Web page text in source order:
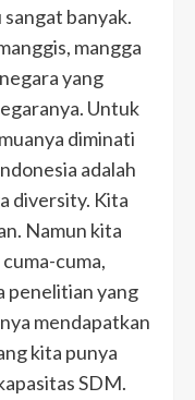
banyak.
mangga
yang
Untuk
diminati
adalah
diversity. Kita
Namun kita
cuma,
penelitian yang
mendapatkan
kita punya
SDM.